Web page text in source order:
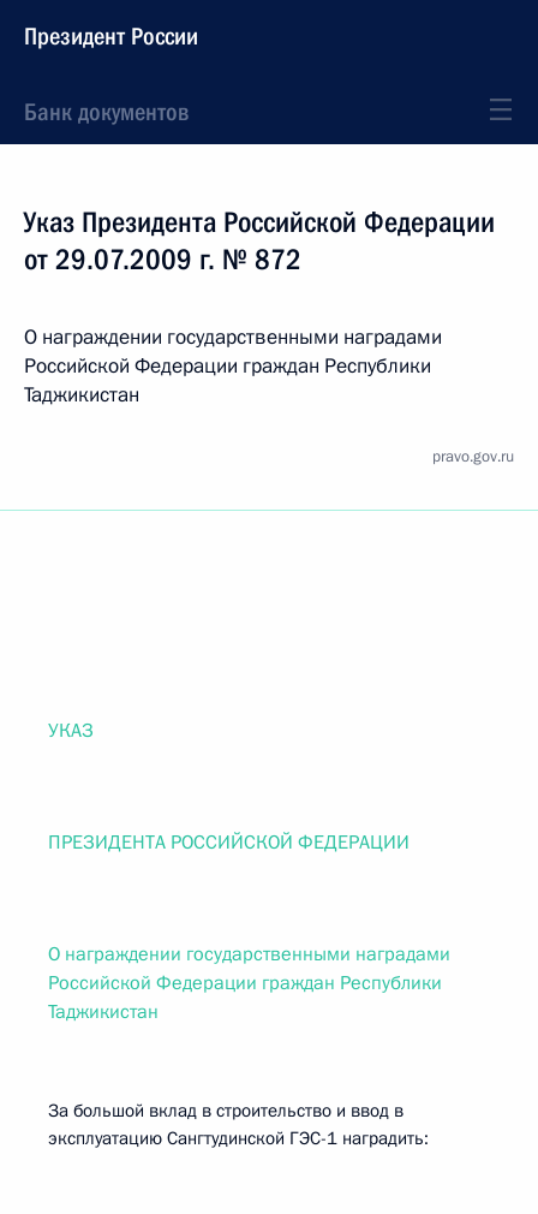
Президент России
Банк документов
Указ Президента Российской Федерации
от 29.07.2009 г. № 872
О награждении государственными наградами
Российской Федерации граждан Республики
Таджикистан
pravo.gov.ru
УКАЗ
ПРЕЗИДЕНТА РОССИЙСКОЙ ФЕДЕРАЦИИ
О награждении государственными наградами
Российской Федерации граждан Республики
Таджикистан
За большой вклад в строительство и ввод в
эксплуатацию Сангтудинской ГЭС-1 наградить: